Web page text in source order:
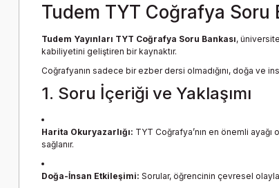
Tudem TYT Coğrafya Soru
Tudem Yayınları TYT Coğrafya Soru Bankası,
kabiliyetini geliştiren bir kaynaktır.
Coğrafyanın sadece bir ezber dersi olmadığını, doğa ve
1. Soru İçeriği ve Yaklaşımı
Harita Okuryazarlığı: TYT Coğrafya’nın en önemli
sağlanır.
Doğa-İnsan Etkileşimi: Sorular, öğrencinin çevresel